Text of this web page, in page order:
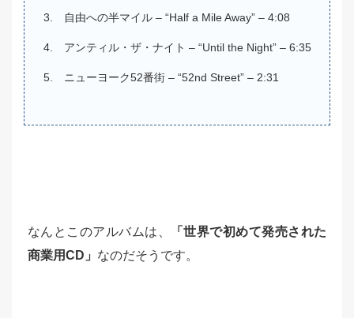
自由への半マイル – “Half a Mile Away” – 4:08
アンティル・ザ・ナイト – “Until the Night” – 6:35
ニューヨーク52番街 – “52nd Street” – 2:31
なんとこのアルバムは、
「世界で初めて発売された
商業用CD」 なのだそうです。